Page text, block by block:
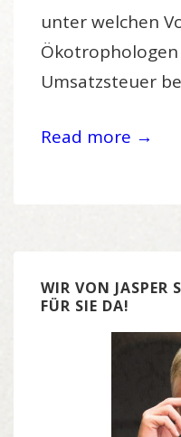
unter welchen
Umsatzsteuer
Read more →
WIR VON JASPER
FÜR SIE DA!